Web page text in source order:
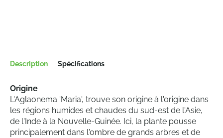
Description Spécifications
Origine
L'Aglaonema 'Maria', trouve son origine à l'origine dans
les régions humides et chaudes du sud-est de l'Asie,
de l'Inde à la Nouvelle-Guinée. Ici, la plante pousse
principalement dans l'ombre de grands arbres et de